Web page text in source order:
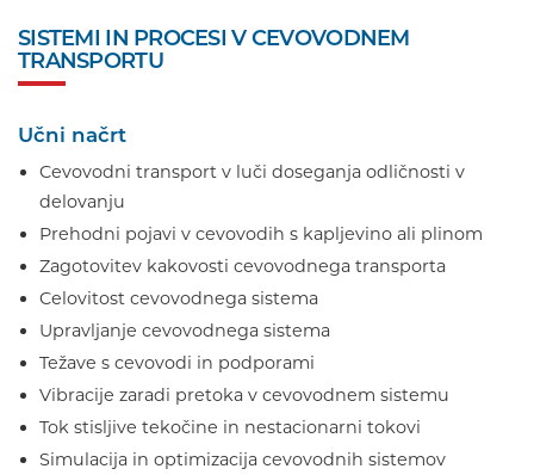
SISTEMI IN PROCESI V CEVOVODNEM
TRANSPORTU
Učni načrt
Cevovodni transport v luči doseganja odličnosti v
delovanju
Prehodni pojavi v cevovodih s kapljevino ali plinom
Zagotovitev kakovosti cevovodnega transporta
Celovitost cevovodnega sistema
Upravljanje cevovodnega sistema
Težave s cevovodi in podporami
Vibracije zaradi pretoka v cevovodnem sistemu
Tok stisljive tekočine in nestacionarni tokovi
Simulacija in optimizacija cevovodnih sistemov